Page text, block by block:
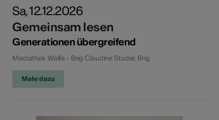
Sa, 12.12.2026
Gemeinsam lesen
Generationen übergreifend
Mediathek Wallis - Brig Claudine Studer, Brig
Mehr dazu